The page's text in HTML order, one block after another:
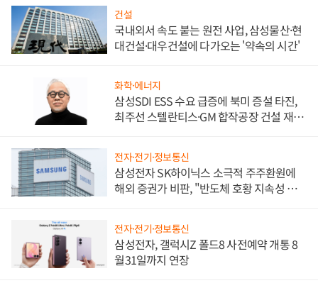
건설
국내외서 속도 붙는 원전 사업, 삼성물산·현
대건설·대우건설에 다가오는 '약속의 시간'
화학·에너지
삼성SDI ESS 수요 급증에 북미 증설 타진,
최주선 스텔란티스·GM 합작공장 건설 재추
전자·전기·정보통신
삼성전자 SK하이닉스 소극적 주주환원에
해외 증권가 비판, "반도체 호황 지속성 의
전자·전기·정보통신
삼성전자, 갤럭시Z 폴드8 사전예약 개통 8
월31일까지 연장